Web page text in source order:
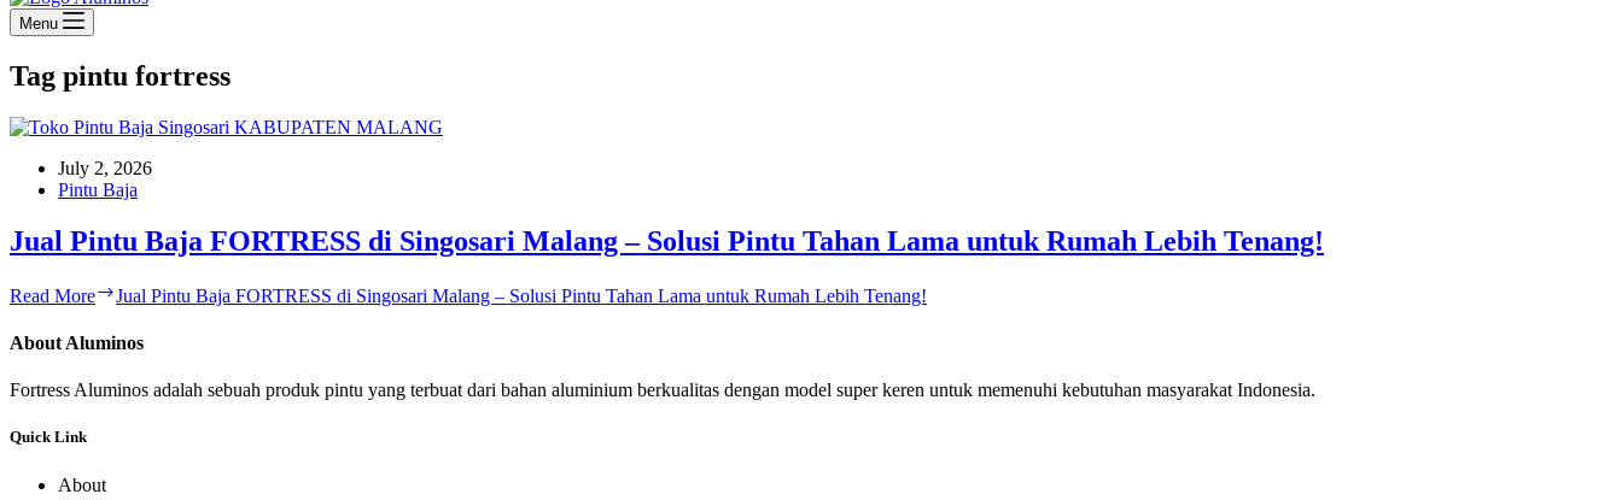
Menu
Tag pintu fortress
July 2, 2026
Pintu Baja
Jual Pintu Baja FORTRESS di Singosari Malang – Solusi Pintu Tahan Lama untuk Rumah Lebih Tenang!
Read More Jual Pintu Baja FORTRESS di Singosari Malang – Solusi Pintu Tahan Lama untuk Rumah Lebih Tenang!
About Aluminos
Fortress Aluminos adalah sebuah produk pintu yang terbuat dari bahan aluminium berkualitas dengan model super keren untuk memenuhi kebutuhan masyarakat Indonesia.
Quick Link
About